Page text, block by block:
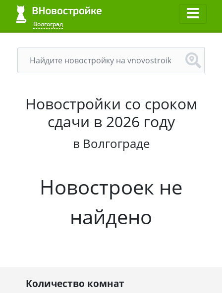
Волгоград
Новостройки со сроком
сдачи в 2026 году
в Волгограде
Новостроек не
найдено
Количество комнат